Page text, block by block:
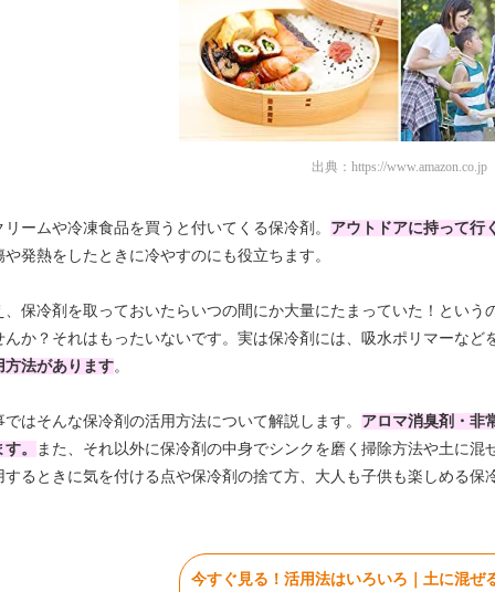
出典： https://www.amazon.co.jp
リームや冷凍食品を買うと付いてくる保冷剤。 アウトドアに持って行
や発熱をしたときに冷やすのにも役立ちます。
、保冷剤を取っておいたらいつの間にか大量にたまっていた！とい
んか？それはもったいないです。実は保冷剤には、吸水ポリマーなど
方法があります。
ではそんな保冷剤の活用方法について解説します。 アロマ消臭剤・非
。
また、それ以外に保冷剤の中身でシンクを磨く掃除方法や土に
するときに気を付ける点や保冷剤の捨て方、大人も子供も楽しめる
今すぐ見る！活用法はいろいろ｜土に混ぜ